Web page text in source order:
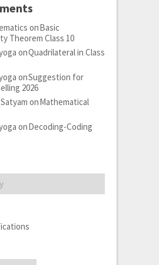
onBasic
Theorem Class 10
onQuadrilateral in Class
onSuggestion for
2026
onMathematical
onDecoding-Coding